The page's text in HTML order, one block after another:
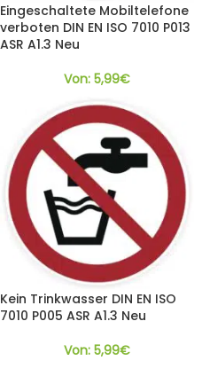
Eingeschaltete Mobiltelefone
verboten DIN EN ISO 7010 P013
ASR A1.3 Neu
Von: 5,99€
Kein Trinkwasser DIN EN ISO
7010 P005 ASR A1.3 Neu
Von: 5,99€